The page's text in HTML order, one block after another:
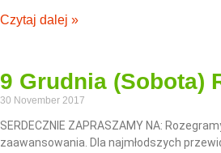
Czytaj dalej »
9 Grudnia (Sobota)
30 November 2017
SERDECZNIE ZAPRASZAMY NA:
zaawansowania. Dla najmłodszych